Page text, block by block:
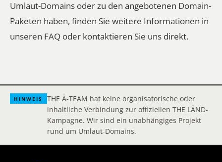
Umlaut-Domains oder zu den angebotenen Domain-
Paketen haben, finden Sie weitere Informationen in
unseren FAQ oder kontaktieren Sie uns direkt.
HINWEIS
THE Ä-TEAM hat keine organisatorische oder
inhaltliche Verbindung zur offiziellen THE LÄND-
Kampagne. Wir sind ein unabhängiges Projekt
rund um Umlaut-Domains.